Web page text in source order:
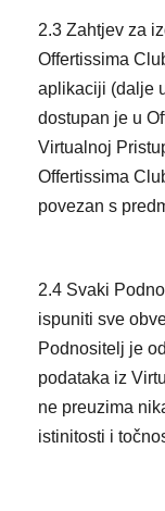
2.3 Zahtjev za
Offertissima
aplikaciji (dalje
dostupan je u
Virtualnoj
Offertissima
povezan s
2.4 Svaki
ispuniti sve
Podnositelj je
podataka iz
ne preuzima
istinitosti i